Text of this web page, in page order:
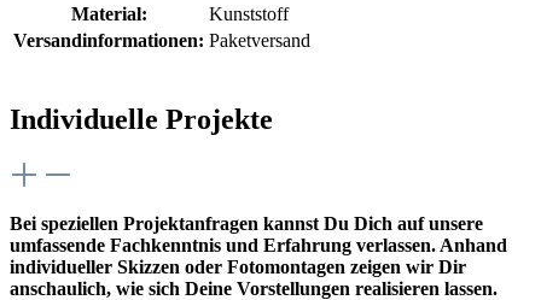
Material:
Kunststoff
Versandinformationen: Paketversand
Individuelle Projekte
Bei speziellen Projektanfragen kannst Du Dich auf unsere
umfassende Fachkenntnis und Erfahrung verlassen. Anhand
individueller Skizzen oder Fotomontagen zeigen wir Dir
anschaulich, wie sich Deine Vorstellungen realisieren lassen.